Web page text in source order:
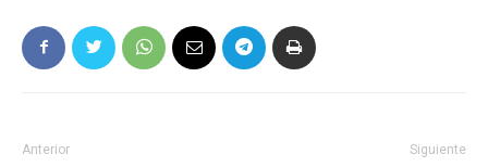
Anterior Siguiente